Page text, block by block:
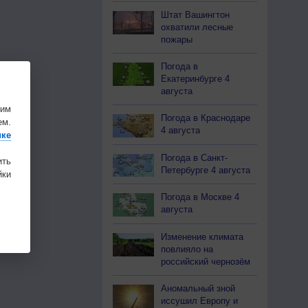
Штат Вашингтон
охватили лесные
пожары
Погода в
Екатеринбурге 4
августа
Погода в Краснодаре
4 августа
Погода в Санкт-
Петербурге 4 августа
Погода в Москве 4
августа
Изменение климата
повлияло на
российский чернозём
Аномальный зной
иссушил Европу и